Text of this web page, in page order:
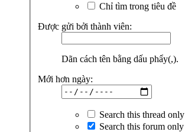
Chỉ tìm trong tiêu đề
Được gửi bởi thành viên:
Dãn cách tên bằng dấu phẩy(,).
Mới hơn ngày:
Search this thread only
Search this forum only